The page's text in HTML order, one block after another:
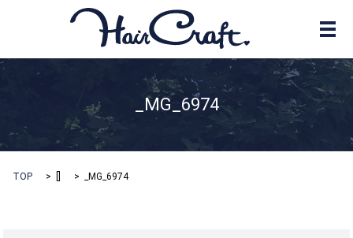
メ
_MG_6974
TOP _MG_6974